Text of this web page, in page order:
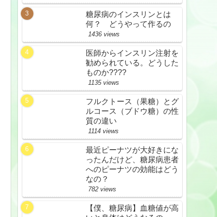
糖尿病のインスリンとは
何？ どうやって作るの
1436 views
医師からインスリン注射を
勧められている。どうした
ものか????
1135 views
フルクトース（果糖）とグ
ルコース（ブドウ糖）の性
質の違い
1114 views
最近ピーナツが大好きにな
ったんだけど、糖尿病患者
へのピーナツの効能はどう
なの？
782 views
【僕、糖尿病】血糖値が高